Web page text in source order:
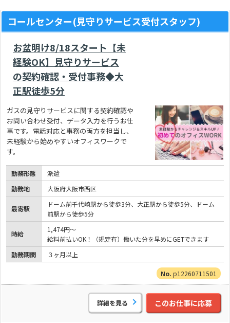
コールセンター(見守りサービス受付スタッフ)
お盆明け8/18スタート【未
経験OK】見守りサービス
の契約確認・受付事務◆大
正駅徒歩5分
ガスの見守りサービスに関する契約確認や
お問い合わせ受付、データ入力を行うお仕
事です。電話対応と事務の両方を担当し、
未経験から始めやすいオフィスワークで
す。
勤務形態
派遣
勤務地
大阪府大阪市西区
最寄駅
ドーム前千代崎駅から徒歩3分、大正駅から徒歩5分、ドーム
前駅から徒歩5分
時給
1,474円～
給料前払いOK！（規定有）働いた分を早めにGETできます
勤務期間
３ヶ月以上
p12260711501
詳細を見る このお仕事に応募